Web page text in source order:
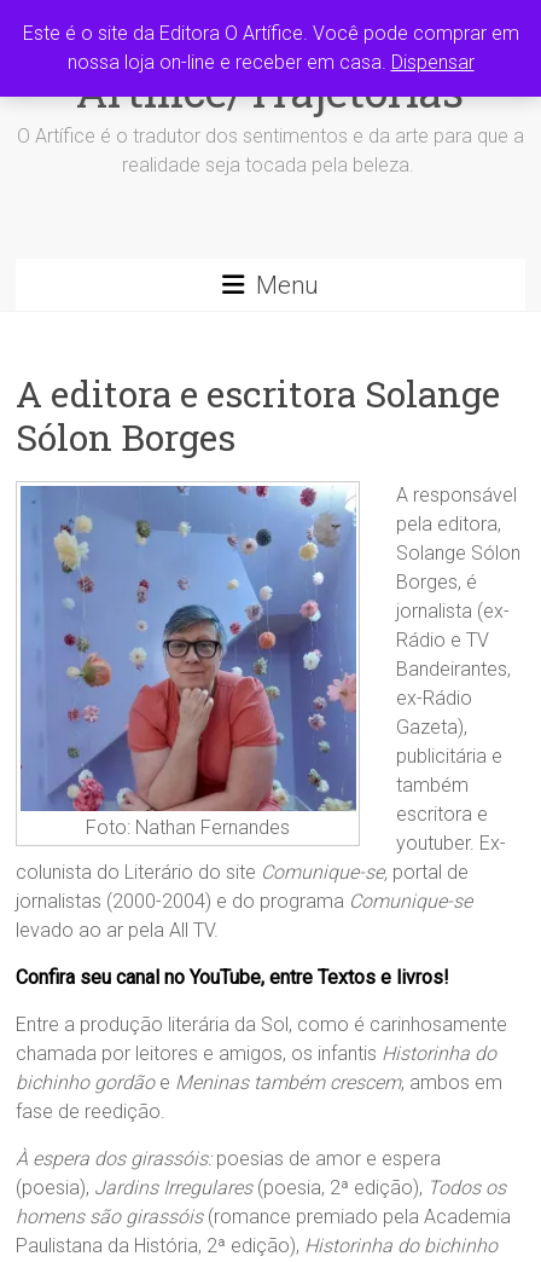
Este é o site da Editora O Artífice. Você pode comprar em
nossa loja on-line e receber em casa. Dispensar
Grupo editora O
Artífice/Trajetórias
O Artífice é o tradutor dos sentimentos e da arte para que a
realidade seja tocada pela beleza.
Menu
A editora e escritora Solange
Sólon Borges
Foto: Nathan Fernandes
A responsável
pela editora,
Solange Sólon
Borges, é
jornalista (ex-
Rádio e TV
Bandeirantes,
ex-Rádio
Gazeta),
publicitária e
também
escritora e
youtuber. Ex-
colunista do Literário do site Comunique-se, portal de
jornalistas (2000-2004) e do programa Comunique-se
levado ao ar pela All TV.
Confira seu canal no YouTube, entre Textos e livros!
Entre a produção literária da Sol, como é carinhosamente
chamada por leitores e amigos, os infantis Historinha do
bichinho gordãoe Meninas também crescem, ambos em
fase de reedição.
À espera dos girassóis:poesias de amor e espera
(poesia), Jardins Irregulares(poesia, 2ª edição), Todos os
homens são girassóis(romance premiado pela Academia
Paulistana da História, 2ª edição), Historinha do bichinho